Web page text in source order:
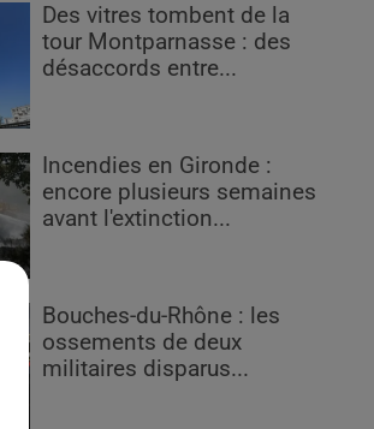
Des vitres tombent de la
tour Montparnasse : des
désaccords entre...
Incendies en Gironde :
encore plusieurs semaines
avant l'extinction...
Bouches-du-Rhône : les
ossements de deux
militaires disparus...